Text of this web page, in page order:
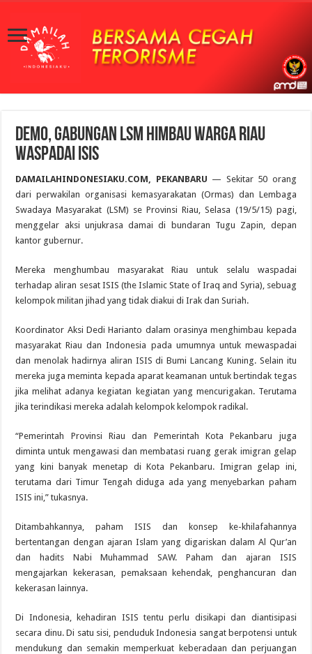
Demo, Gabungan LSM Himbau Warga Riau
Waspadai ISIS
DAMAILAHINDONESIAKU.COM, PEKANBARU — Sekitar 50 orang
dari perwakilan organisasi kemasyarakatan (Ormas) dan Lembaga
Swadaya Masyarakat (LSM) se Provinsi Riau, Selasa (19/5/15) pagi,
menggelar aksi unjukrasa damai di bundaran Tugu Zapin, depan
kantor gubernur.
Mereka menghumbau masyarakat Riau untuk selalu waspadai
terhadap aliran sesat ISIS (the Islamic State of Iraq and Syria), sebuag
kelompok militan jihad yang tidak diakui di Irak dan Suriah.
Koordinator Aksi Dedi Harianto dalam orasinya menghimbau kepada
masyarakat Riau dan Indonesia pada umumnya untuk mewaspadai
dan menolak hadirnya aliran ISIS di Bumi Lancang Kuning. Selain itu
mereka juga meminta kepada aparat keamanan untuk bertindak tegas
jika melihat adanya kegiatan kegiatan yang mencurigakan. Terutama
jika terindikasi mereka adalah kelompok kelompok radikal.
“Pemerintah Provinsi Riau dan Pemerintah Kota Pekanbaru juga
diminta untuk mengawasi dan membatasi ruang gerak imigran gelap
yang kini banyak menetap di Kota Pekanbaru. Imigran gelap ini,
terutama dari Timur Tengah diduga ada yang menyebarkan paham
ISIS ini,” tukasnya.
Ditambahkannya, paham ISIS dan konsep ke-khilafahannya
bertentangan dengan ajaran Islam yang digariskan dalam Al Qur’an
dan hadits Nabi Muhammad SAW. Paham dan ajaran ISIS
mengajarkan kekerasan, pemaksaan kehendak, penghancuran dan
kekerasan lainnya.
Di Indonesia, kehadiran ISIS tentu perlu disikapi dan diantisipasi
secara dinu. Di satu sisi, penduduk Indonesia sangat berpotensi untuk
mendukung dan semakin memperkuat keberadaan dan perjuangan